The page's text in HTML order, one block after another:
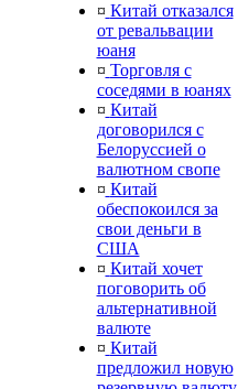
¤ Китай отказался
от ревальвации
юаня
¤ Торговля с
соседями в юанях
¤ Китай
договорился с
Белоруссией о
валютном свопе
¤ Китай
обеспокоился за
свои деньги в
США
¤ Китай хочет
поговорить об
альтернативной
валюте
¤ Китай
предложил новую